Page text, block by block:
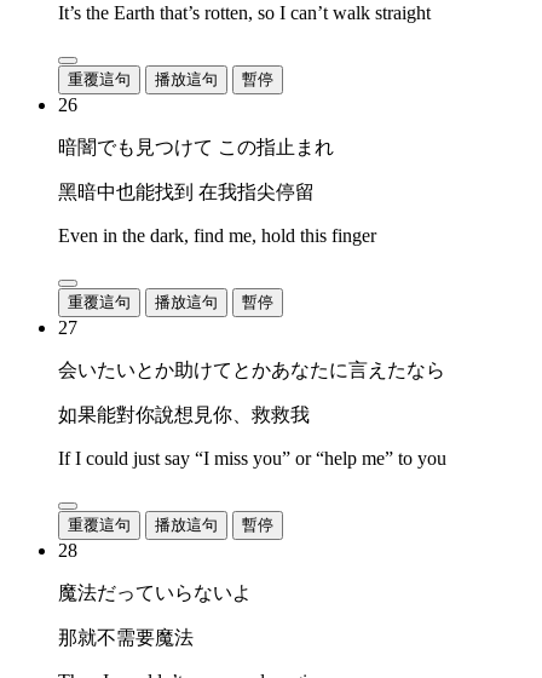
It’s the Earth that’s rotten, so I can’t walk straight
重覆這句 播放這句 暫停
26
暗闇でも見つけて この指止まれ
黑暗中也能找到 在我指尖停留
Even in the dark, find me, hold this finger
重覆這句 播放這句 暫停
27
会いたいとか助けてとかあなたに言えたなら
如果能對你說想見你、救救我
If I could just say “I miss you” or “help me” to you
重覆這句 播放這句 暫停
28
魔法だっていらないよ
那就不需要魔法